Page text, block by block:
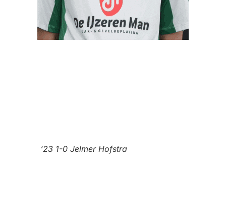
‘23 1-0 Jelmer Hofstra